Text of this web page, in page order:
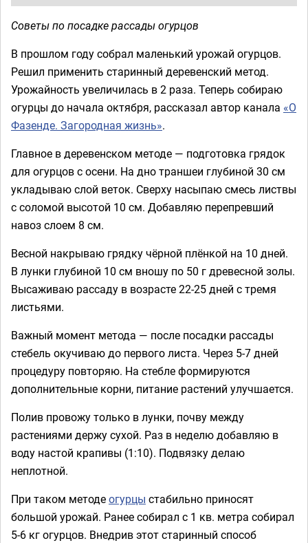
Советы по посадке рассады огурцов
В прошлом году собрал маленький урожай огурцов.
Решил применить старинный деревенский метод.
Урожайность увеличилась в 2 раза. Теперь собираю
огурцы до начала октября, рассказал автор канала «О
Фазенде. Загородная жизнь».
Главное в деревенском методе — подготовка грядок
для огурцов с осени. На дно траншеи глубиной 30 см
укладываю слой веток. Сверху насыпаю смесь листвы
с соломой высотой 10 см. Добавляю перепревший
навоз слоем 8 см.
Весной накрываю грядку чёрной плёнкой на 10 дней.
В лунки глубиной 10 см вношу по 50 г древесной золы.
Высаживаю рассаду в возрасте 22-25 дней с тремя
листьями.
Важный момент метода — после посадки рассады
стебель окучиваю до первого листа. Через 5-7 дней
процедуру повторяю. На стебле формируются
дополнительные корни, питание растений улучшается.
Полив провожу только в лунки, почву между
растениями держу сухой. Раз в неделю добавляю в
воду настой крапивы (1:10). Подвязку делаю
неплотной.
При таком методеогурцы стабильно приносят
большой урожай. Ранее собирал с 1 кв. метра собирал
5-6 кг огурцов. Внедрив этот старинный способ